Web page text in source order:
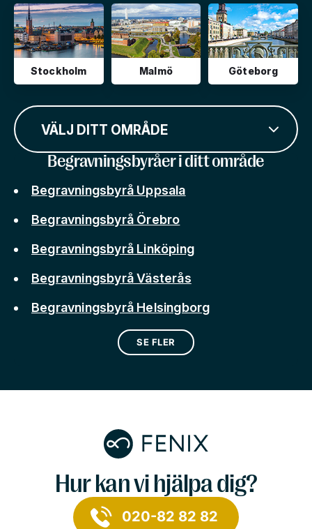
Stockholm Malmö Göteborg
VÄLJ DITT OMRÅDE
Begravningsbyråer i ditt område
Begravningsbyrå Uppsala
Begravningsbyrå Örebro
Begravningsbyrå Linköping
Begravningsbyrå Västerås
Begravningsbyrå Helsingborg
SE FLER
Hur kan vi hjälpa dig?
020-82 82 82